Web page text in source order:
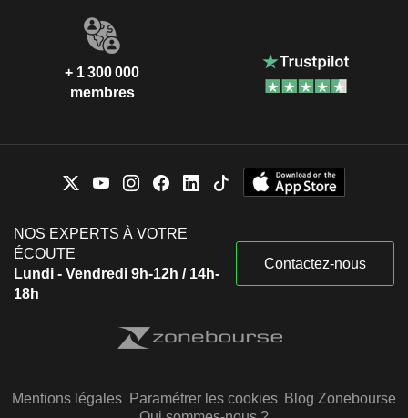
+ 1 300 000
membres
NOS EXPERTS À VOTRE
ÉCOUTE
Lundi - Vendredi 9h-12h / 14h-
18h
Contactez-nous
Mentions légales Paramétrer les cookies Blog Zonebourse